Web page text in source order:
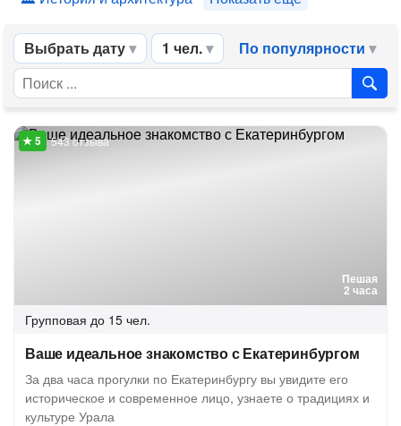
Выбрать дату 1 чел. По популярности
Пешая
2 часа
543 отзыва
Групповая до 15 чел.
Ваше идеальное знакомство с Екатеринбургом
За два часа прогулки по Екатеринбургу вы увидите его
историческое и современное лицо, узнаете о традициях и
культуре Урала